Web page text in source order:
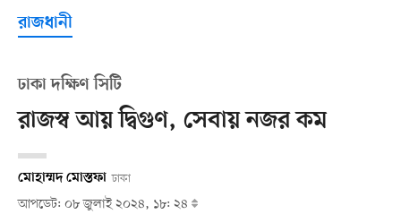
রাজধানী
ঢাকা দক্ষিণ সিটি
রাজস্ব আয় দ্বিগুণ, সেবায় নজর কম
মোহাম্মদ মোস্তফা ঢাকা
আপডেট: ০৮ জুলাই ২০২৪, ১৮: ২৪